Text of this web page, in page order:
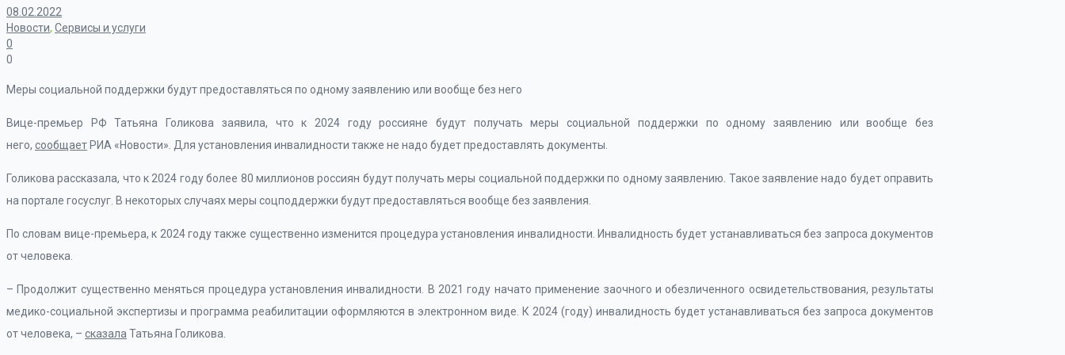
08.02.2022
Новости, Сервисы и услуги
0
0
Меры социальной поддержки будут предоставляться по одному заявлению или вообще без него
Вице-премьер РФ Татьяна Голикова заявила, что к 2024 году россияне будут получать меры социальной поддержки по одному заявлению или вообще без
него, сообщает РИА «Новости». Для установления инвалидности также не надо будет предоставлять документы.
Голикова рассказала, что к 2024 году более 80 миллионов россиян будут получать меры социальной поддержки по одному заявлению. Такое заявление надо будет оправить
на портале госуслуг. В некоторых случаях меры соцподдержки будут предоставляться вообще без заявления.
По словам вице-премьера, к 2024 году также существенно изменится процедура установления инвалидности. Инвалидность будет устанавливаться без запроса документов
от человека.
– Продолжит существенно меняться процедура установления инвалидности. В 2021 году начато применение заочного и обезличенного освидетельствования, результаты
медико-социальной экспертизы и программа реабилитации оформляются в электронном виде. К 2024 (году) инвалидность будет устанавливаться без запроса документов
от человека, – сказала Татьяна Голикова.